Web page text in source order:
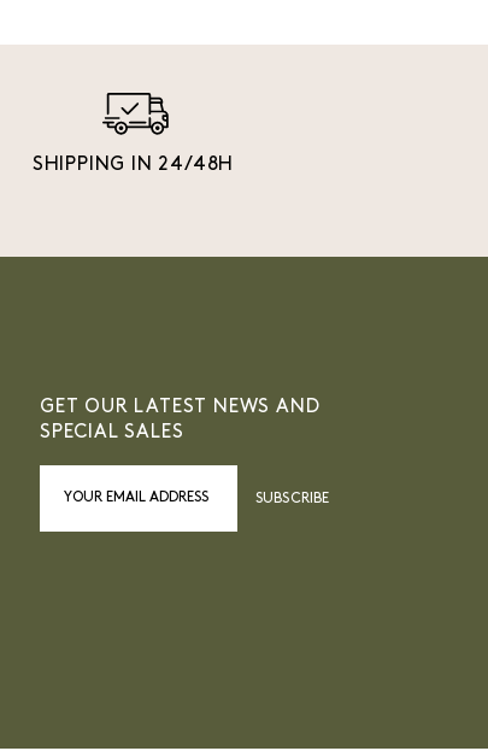
SHIPPING IN 24/48H
GET OUR LATEST NEWS AND
SPECIAL SALES
SUBSCRIBE